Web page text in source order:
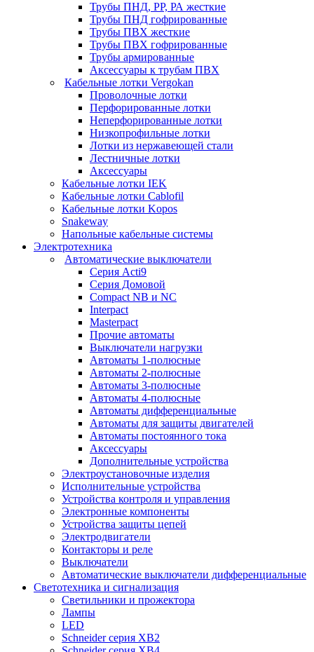
Трубы ПНД, РР, РА жесткие
Трубы ПНД гофрированные
Трубы ПВХ жесткие
Трубы ПВХ гофрированные
Трубы армированные
Аксессуары к трубам ПВХ
Кабельные лотки Vergokan
Проволочные лотки
Перфорированные лотки
Неперфорированные лотки
Низкопрофильные лотки
Лотки из нержавеющей стали
Лестничные лотки
Аксессуары
Кабельные лотки IEK
Кабельные лотки Cablofil
Кабельные лотки Kopos
Snakeway
Напольные кабельные системы
Электротехника
Автоматические выключатели
Серия Acti9
Серия Домовой
Compact NB и NC
Interpact
Masterpact
Прочие автоматы
Выключатели нагрузки
Автоматы 1-полюсные
Автоматы 2-полюсные
Автоматы 3-полюсные
Автоматы 4-полюсные
Автоматы дифференциальные
Автоматы для защиты двигателей
Автоматы постоянного тока
Аксессуары
Дополнительные устройства
Электроустановочные изделия
Исполнительные устройства
Устройства контроля и управления
Электронные компоненты
Устройства защиты цепей
Электродвигатели
Контакторы и реле
Выключатели
Автоматические выключатели дифференциальные
Светотехника и сигнализация
Светильники и прожектора
Лампы
LED
Schneider серия XB2